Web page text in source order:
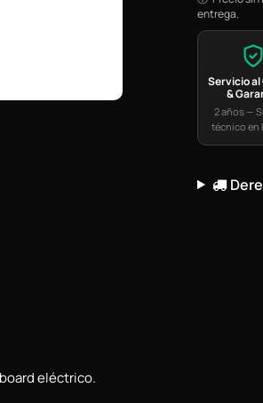
entrega.
Servicio
&
2 años —
técnico en
eléctrico.